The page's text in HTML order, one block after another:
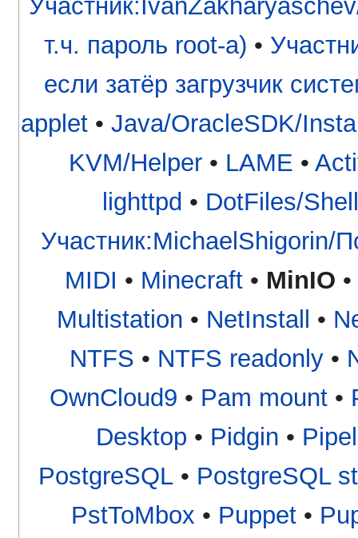
т.ч. пароль root-а) •
если затёр загрузчик
applet • Java/OracleSDK/
KVM/Helper • LAME •
lighttpd • DotFiles/
Участник:MichaelShigorin/
MIDI • Minecraft• MinIO •
Multistation • NetInstall •
NTFS • NTFS readonly •
OwnCloud9 • Pam mount •
Desktop • Pidgin •
PostgreSQL• PostgreSQL
PstToMbox • Puppet•